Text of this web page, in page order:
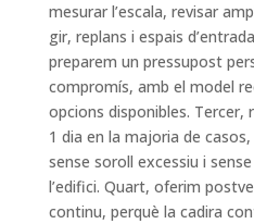
mesurar l’escala, revisar
gir, replans i espais
preparem un pressupost
compromís, amb el model
opcions disponibles. Tercer,
1 dia en la majoria de
sense soroll excessiu i
l’edifici. Quart, oferim
continu, perquè la cadira